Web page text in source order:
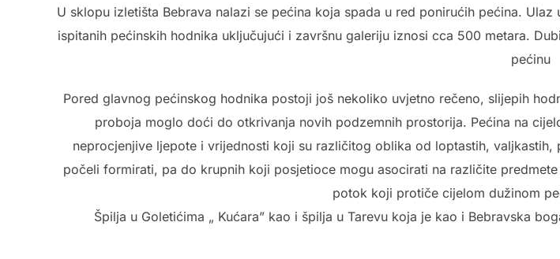
U sklopu izletišta Bebrava nalazi se pećina koja spada u red ponirućih pećina.
ispitanih pećinskih hodnika uključujući i završnu galeriju iznosi cca 500 metara.
pećinu
Pored glavnog pećinskog hodnika postoji još nekoliko uvjetno rečeno, slijepih
proboja moglo doći do otkrivanja novih podzemnih prostorija. Pećina na
neprocjenjive ljepote i vrijednosti koji su različitog oblika od loptastih,
počeli formirati, pa do krupnih koji posjetioce mogu asocirati na različite
potok koji protiče cijelom dužinom
Špilja u Goletićima „ Kućara” kao i špilja u Tarevu koja je kao i Bebravska